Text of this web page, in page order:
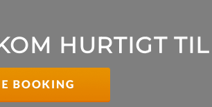
HURTIGT TIL